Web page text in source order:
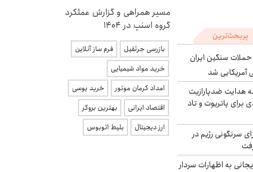
پربحث‌ترین
سنگین ایران
هدایت ضدپارازیت
پاتریوت و تاد
سرنگونی رژیم در
به اظهارات سردار
مسیر همراهی و گزارش عملکرد
گروه اسنپ در ۱۴۰۴
بازرسی جرثقیل
فرم ساز آنلاین
خرید مواد شیمیایی
امداد کرمان موتور
خرید یوسی
اقتصاد ایرانی
بهترین بروکر
ارز دیجیتال
بلیط اتوبوس